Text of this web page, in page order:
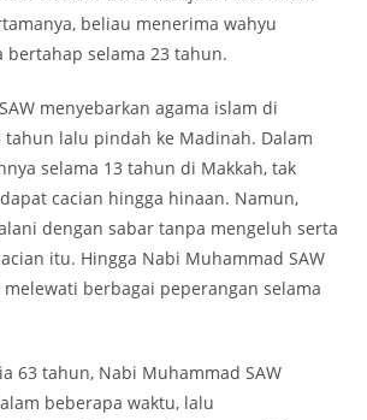
beliau menerima wahyu
bertahap selama 23 tahun.
menyebarkan agama islam di
tahun lalu pindah ke Madinah. Dalam
selama 13 tahun di Makkah, tak
cacian hingga hinaan. Namun,
dengan sabar tanpa mengeluh serta
itu. Hingga Nabi Muhammad SAW
berbagai peperangan selama
63 tahun, Nabi Muhammad SAW
beberapa waktu, lalu